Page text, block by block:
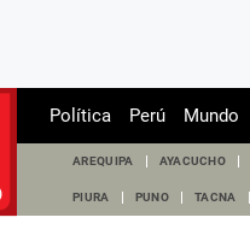
Política Perú Mundo
AREQUIPA AYACUCHO
PIURA PUNO TACNA